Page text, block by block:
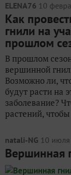
ELENA76 10
Как
гнили на
прошлом
В прошлом
вершинной
Возможно ли,
будут расти на
заболевание?
растений, чтобы
natali-NG 10
Вершинная